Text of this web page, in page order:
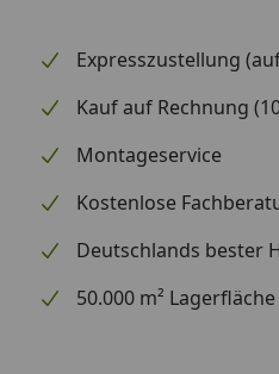
Expresszustellung
Kauf auf Rechnung
Montageservice
Kostenlose
Deutschlands bester
50.000 m² Lagerfläche